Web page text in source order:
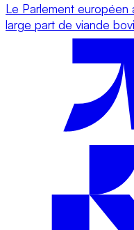
Le Parlement européen
large part de viande